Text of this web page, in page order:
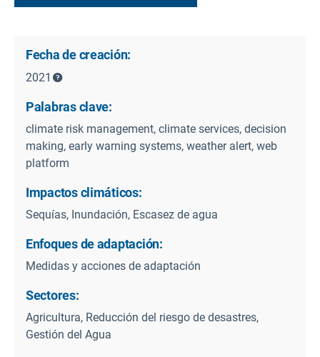
Fecha de creación:
2021
Palabras clave:
climate risk management, climate services, decision
making, early warning systems, weather alert, web
platform
Impactos climáticos:
Sequías, Inundación, Escasez de agua
Enfoques de adaptación:
Medidas y acciones de adaptación
Sectores:
Agricultura, Reducción del riesgo de desastres,
Gestión del Agua